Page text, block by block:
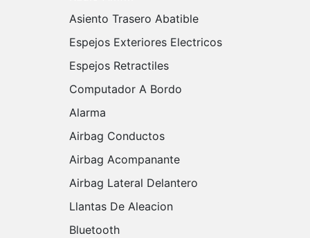
Asiento Trasero Abatible
Espejos Exteriores Electricos
Espejos Retractiles
Computador A Bordo
Alarma
Airbag Conductos
Airbag Acompanante
Airbag Lateral Delantero
Llantas De Aleacion
Bluetooth